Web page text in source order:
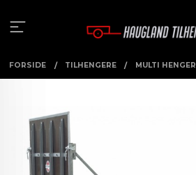
innholdet
FORSIDE TILHENGERE MULTI HENGER